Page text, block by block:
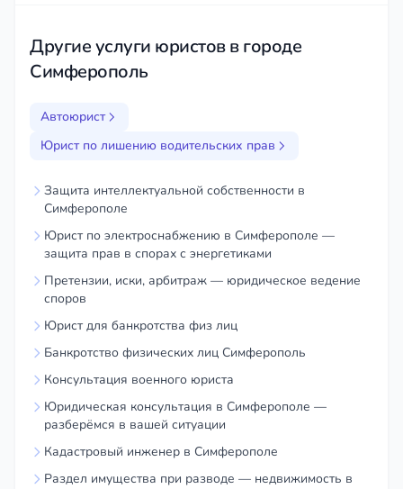
Другие услуги юристов в городе
Симферополь
Автоюрист
Юрист по лишению водительских прав
Защита интеллектуальной собственности в
Симферополе
Юрист по электроснабжению в Симферополе —
защита прав в спорах с энергетиками
Претензии, иски, арбитраж — юридическое ведение
споров
Юрист для банкротства физ лиц
Банкротство физических лиц Симферополь
Консультация военного юриста
Юридическая консультация в Симферополе —
разберёмся в вашей ситуации
Кадастровый инженер в Симферополе
Раздел имущества при разводе — недвижимость в